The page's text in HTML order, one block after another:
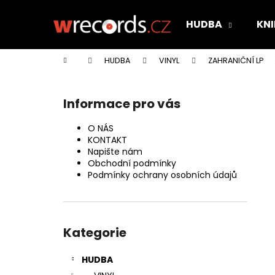
HUDBA
Domů HUDBA VINYL ZAHRANIČNÍ LP
Informace pro vás
O NÁS
KONTAKT
Napište nám
Obchodní podmínky
Podmínky ochrany osobních údajů
kategorie
Kategorie
HUDBA
í
Zpět
do
Zpět
do